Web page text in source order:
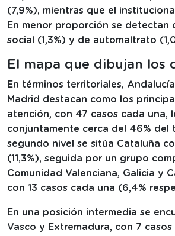
(7,9%), mientras que el
En menor proporción se detectan
social (1,3%) y de automaltrato
El mapa que dibujan los
En términos territoriales,
Madrid destacan como los
atención, con 47 casos cada una,
conjuntamente cerca del 46% del
segundo nivel se sitúa Cataluña
(11,3%), seguida por un grupo
Comunidad Valenciana, Galicia y
con 13 casos cada una (6,4%
En una posición intermedia se
Vasco y Extremadura, con 7